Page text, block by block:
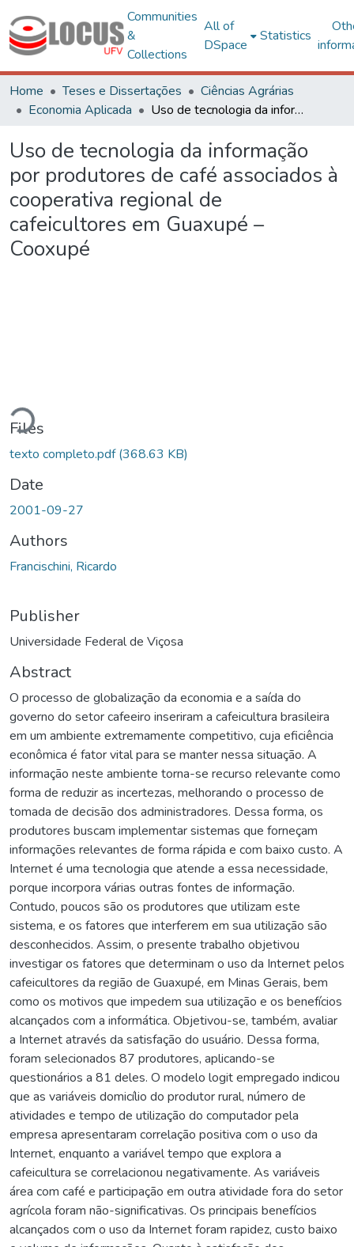
Communities
&
Collections
All of
DSpace
Statistics
Home Teses e Dissertações
Ciências Agrárias
Economia Aplicada
Uso de tecnologia da informação por produtores de café associados à cooperativa regional de cafeicultores em Guaxupé – Cooxupé
Uso de tecnologia da informação
por produtores de café associados à
cooperativa regional de
cafeicultores em Guaxupé –
Cooxupé
Loading...
Files
texto completo.pdf(368.63 KB)
Date
2001-09-27
Authors
Francischini, Ricardo
Publisher
Universidade Federal de Viçosa
Abstract
O processo de globalização da economia e a saída do
governo do setor cafeeiro inseriram a cafeicultura brasileira
em um ambiente extremamente competitivo, cuja eficiência
econômica é fator vital para se manter nessa situação. A
informação neste ambiente torna-se recurso relevante como
forma de reduzir as incertezas, melhorando o processo de
tomada de decisão dos administradores. Dessa forma, os
produtores buscam implementar sistemas que forneçam
informações relevantes de forma rápida e com baixo custo. A
Internet é uma tecnologia que atende a essa necessidade,
porque incorpora várias outras fontes de informação.
Contudo, poucos são os produtores que utilizam este
sistema, e os fatores que interferem em sua utilização são
desconhecidos. Assim, o presente trabalho objetivou
investigar os fatores que determinam o uso da Internet pelos
cafeicultores da região de Guaxupé, em Minas Gerais, bem
como os motivos que impedem sua utilização e os benefícios
alcançados com a informática. Objetivou-se, também, avaliar
a Internet através da satisfação do usuário. Dessa forma,
foram selecionados 87 produtores, aplicando-se
questionários a 81 deles. O modelo logit empregado indicou
que as variáveis domicílio do produtor rural, número de
atividades e tempo de utilização do computador pela
empresa apresentaram correlação positiva com o uso da
Internet, enquanto a variável tempo que explora a
cafeicultura se correlacionou negativamente. As variáveis
área com café e participação em outra atividade fora do setor
agrícola foram não-significativas. Os principais benefícios
alcançados com o uso da Internet foram rapidez, custo baixo